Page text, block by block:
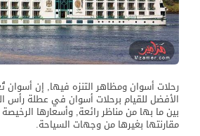
رحلات أسوان ومظاهر التنزه فيها, إن أسوان
الأفضل للقيام برحلات أسوان في عطلة رأس
بين ما بها من مناظر رائعة, وأسعارها
مقارنتها بغيرها من وجهات السياحة.